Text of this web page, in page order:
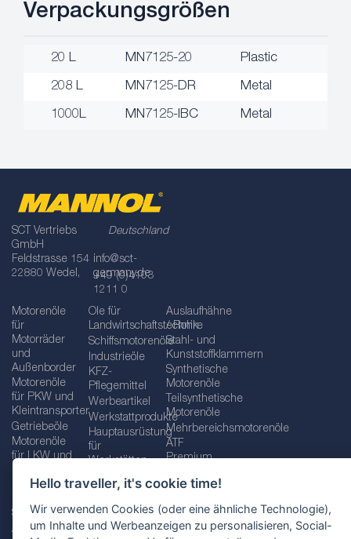
Hello traveller, it's cookie time!
Wir verwenden Cookies (oder eine ähnliche Technologie),
um Inhalte und Werbeanzeigen zu personalisieren, Social-
Verpackungsgrößen
20 L MN7125-20 Plastic
208 L MN7125-DR Metal
1000L MN7125-IBC Metal
SCT Vertriebs
GmbH
Feldstrasse 154
22880 Wedel,
Deutschland
info@sct-
germany.de
+49 (0)4103
1211 0
Motorenöle
für
Motorräder
und
Außenborder
Motorenöle
für PKW und
Kleintransporter
Getriebeöle
Motorenöle
für LKW und
Betriebs-
Serviceflüssigkeiten
Additive
Öle für
Landwirtschaftstechnik
Schiffsmotorenöle
Industrieöle
KFZ-
Pflegemittel
Werbeartikel
Werkstattprodukte
Hauptausrüstung
für
Werkstätten
Schraubenschlüssel
und
Schraubenschlüsselsätze
Zusätzliche
Werkzeuge
Auslaufhähne
/ Rohre
Stahl- und
Kunststoffklammern
Synthetische
Motorenöle
Teilsynthetische
Motorenöle
Mehrbereichsmotorenöle
ATF
Premium
Öle für
Getriebeöle